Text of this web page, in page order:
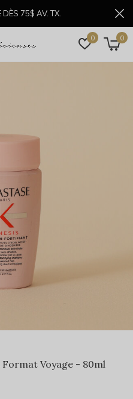
0 0
75$ AV. TX.
Voyage - 80ml